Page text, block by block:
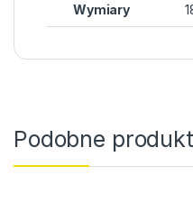
Wymiary
Podobne